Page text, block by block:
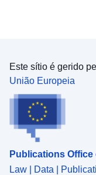
Este sítio é gerido
União Europeia
Publications
Law | Data |